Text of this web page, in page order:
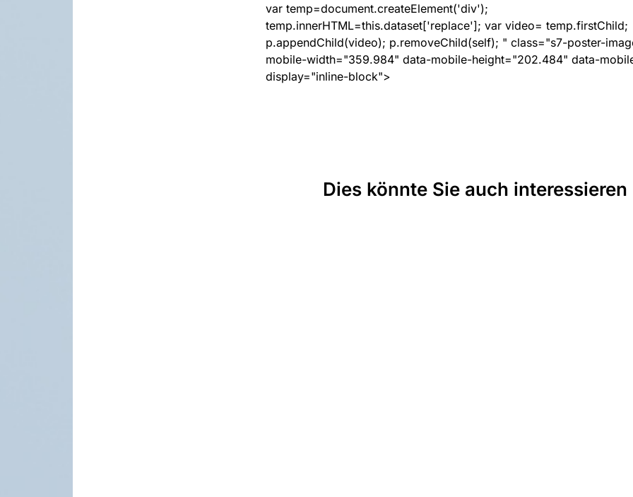
var temp=document.createElement('div');
temp.innerHTML=this.dataset['replace']; var video= temp.firstChild;
p.appendChild(video); p.removeChild(self); " class="s7-poster-
mobile-width="359.984" data-mobile-height="202.484" data-
display="inline-block">
Dies könnte Sie auch interessieren